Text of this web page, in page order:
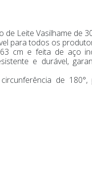
de Leite Vasilhame de
para todos os
cm e feita de aço
e durável,
de 180°,